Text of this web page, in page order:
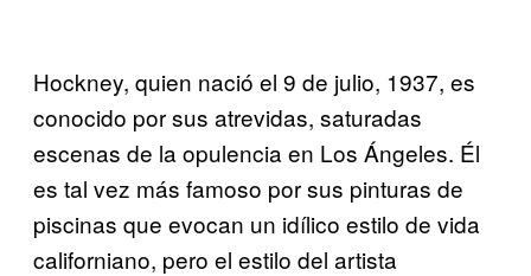
Hockney, quien nació el 9 de julio, 1937, es
conocido por sus atrevidas, saturadas
escenas de la opulencia en Los Ángeles. Él
es tal vez más famoso por sus pinturas de
piscinas que evocan un idílico estilo de vida
californiano, pero el estilo del artista